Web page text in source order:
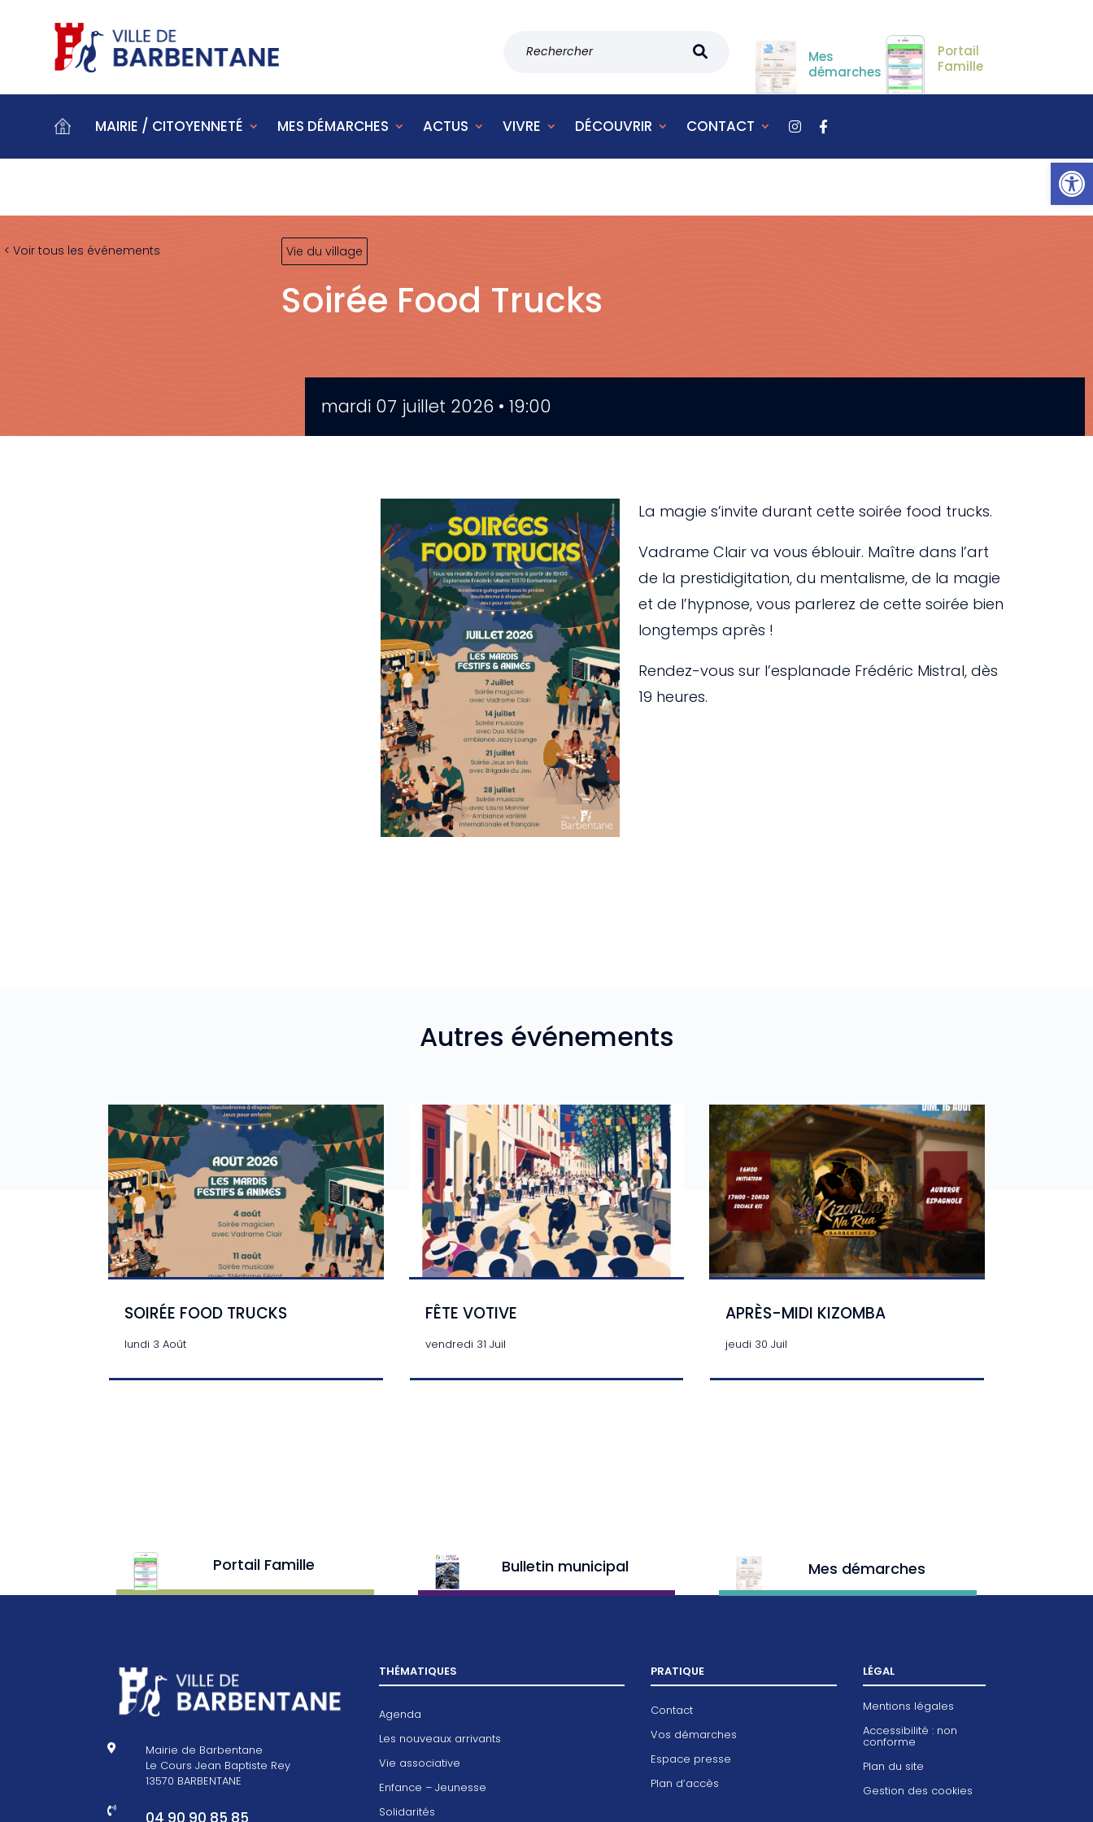
Mes
démarches
Portail
Famille
MAIRIE / CITOYENNETÉ MES DÉMARCHES ACTUS VIVRE DÉCOUVRIR CONTACT
< Voir tous les événements Vie du village
Soirée Food Trucks
mardi 07 juillet 2026 • 19:00
La magie s’invite durant cette soirée food trucks.
Vadrame Clair va vous éblouir. Maître dans l’art
de la prestidigitation, du mentalisme, de la magie
et de l’hypnose, vous parlerez de cette soirée bien
longtemps après !
Rendez-vous sur l’esplanade Frédéric Mistral, dès
19 heures.
Autres événements
SOIRÉE FOOD TRUCKS
lundi 3 Août
FÊTE VOTIVE
vendredi 31 Juil
APRÈS-MIDI KIZOMBA
jeudi 30 Juil
Portail Famille Bulletin municipal Mes démarches

Mairie de Barbentane
Le Cours Jean Baptiste Rey
13570 BARBENTANE
 04 90 90 85 85
THÉMATIQUES
Agenda
Les nouveaux arrivants
Vie associative
Enfance – Jeunesse
Solidarités
PRATIQUE
Contact
Vos démarches
Espace presse
Plan d’accès
LÉGAL
Mentions légales
Accessibilité : non
conforme
Plan du site
Gestion des cookies